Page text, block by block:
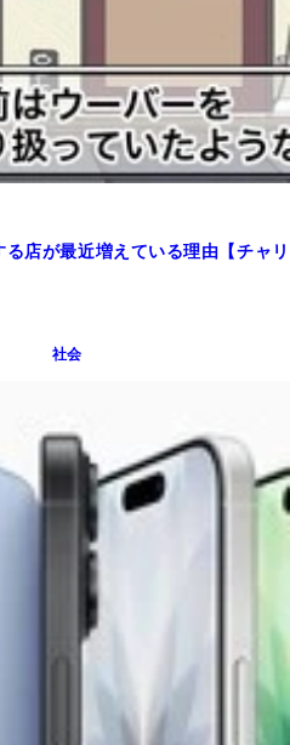
店が最近増えている理由【チャリ
社会